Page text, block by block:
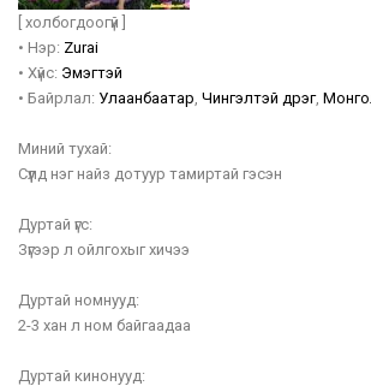
[ холбогдоогүй ]
• Нэр: Zurai
• Хүйс: Эмэгтэй
• Байрлал: Улаанбаатар, Чингэлтэй дүүрэг,
Миний тухай:
Сүүлд нэг найз дотуур тамиртай гэсэн
Дуртай үгс:
Зүгээр л ойлгохыг хичээ
Дуртай номнууд:
2-3 хан л ном байгаадаа
Дуртай кинонууд: